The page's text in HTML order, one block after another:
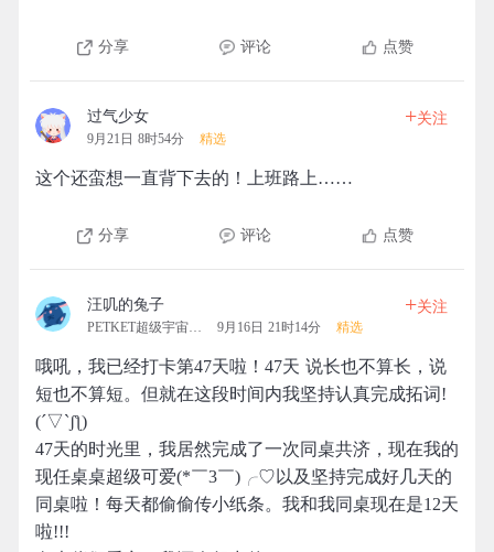
分享 评论 点赞
过气少女
9月21日 8时54分 精选
+关注
这个还蛮想一直背下去的！上班路上……
分享 评论 点赞
汪叽的兔子
PETKET超级宇宙拓团 9月16日 21时14分 精选
+关注
哦吼，我已经打卡第47天啦！47天 说长也不算长，说
短也不算短。但就在这段时间内我坚持认真完成拓词!
(´▽`ʃƪ)
47天的时光里，我居然完成了一次同桌共济，现在我的
现任桌桌超级可爱(*￣3￣)╭♡以及坚持完成好几天的
同桌啦！每天都偷偷传小纸条。我和我同桌现在是12天
啦!!!